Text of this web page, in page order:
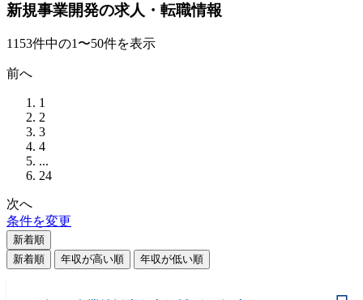
新規事業開発の求人・転職情報
1153件中の1〜50件を表示
前へ
1
2
3
4
...
24
次へ
条件を変更
新着順
新着順
年収が高い順 年収が低い順